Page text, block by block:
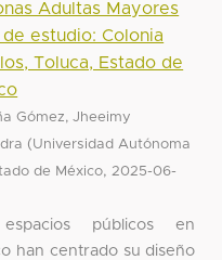
Adultas Mayores
de estudio: Colonia
Toluca, Estado de
Gómez, Jheeimy
(Universidad Autónoma
de México, 2025-06-
espacios públicos en
han centrado su diseño